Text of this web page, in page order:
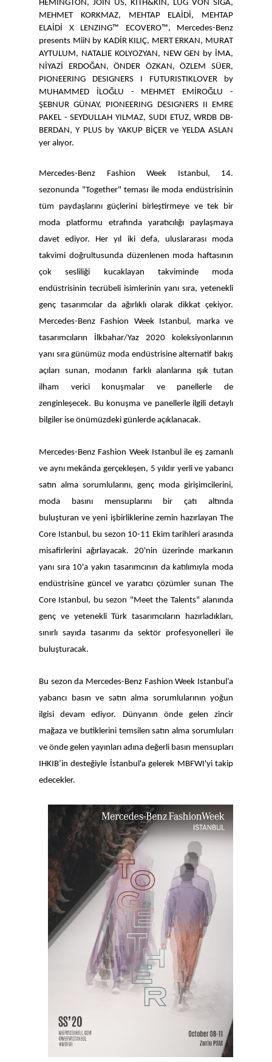
HEMINGTON, JOIN US, KITH&KIN, LUG VON SIGA,
MEHMET KORKMAZ, MEHTAP ELAİDİ, MEHTAP
ELAİDİ X LENZING™ ECOVERO™, Mercedes-Benz
presents MiiN by KADİR KILIÇ, MERT ERKAN, MURAT
AYTULUM, NATALIE KOLYOZYAN, NEW GEN by İMA,
NİYAZİ ERDOĞAN, ÖNDER ÖZKAN, ÖZLEM SÜER,
PIONEERING DESIGNERS I FUTURISTIKLOVER by
MUHAMMED İLOĞLU - MEHMET EMİROĞLU -
ŞEBNUR GÜNAY, PIONEERING DESIGNERS II EMRE
PAKEL - SEYDULLAH YILMAZ, SUDI ETUZ, WRDB DB-
BERDAN, Y PLUS by YAKUP BİÇER ve YELDA ASLAN
yer alıyor.
Mercedes-Benz Fashion Week Istanbul, 14.
sezonunda "Together" teması ile moda endüstrisinin
tüm paydaşlarını güçlerini birleştirmeye ve tek bir
moda platformu etrafında yaratıcılığı paylaşmaya
davet ediyor. Her yıl iki defa, uluslararası moda
takvimi doğrultusunda düzenlenen moda haftasının
çok sesliliği kucaklayan takviminde moda
endüstrisinin tecrübeli isimlerinin yanı sıra, yetenekli
genç tasarımcılar da ağırlıklı olarak dikkat çekiyor.
Mercedes-Benz Fashion Week Istanbul, marka ve
tasarımcıların İlkbahar/Yaz 2020 koleksiyonlarının
yanı sıra günümüz moda endüstrisine alternatif bakış
açıları sunan, modanın farklı alanlarına ışık tutan
ilham verici konuşmalar ve panellerle de
zenginleşecek. Bu konuşma ve panellerle ilgili detaylı
bilgiler ise önümüzdeki günlerde açıklanacak.
Mercedes-Benz Fashion Week Istanbul ile eş zamanlı
ve aynı mekânda gerçekleşen, 5 yıldır yerli ve yabancı
satın alma sorumlularını, genç moda girişimcilerini,
moda basını mensuplarını bir çatı altında
buluşturan ve yeni işbirliklerine zemin hazırlayan The
Core Istanbul, bu sezon 10-11 Ekim tarihleri arasında
misafirlerini ağırlayacak. 20'nin üzerinde markanın
yanı sıra 10'a yakın tasarımcının da katılımıyla moda
endüstrisine güncel ve yaratıcı çözümler sunan The
Core Istanbul, bu sezon "Meet the Talents" alanında
genç ve yetenekli Türk tasarımcıların hazırladıkları,
sınırlı sayıda tasarımı da sektör profesyonelleri ile
buluşturacak.
Bu sezon da Mercedes-Benz Fashion Week Istanbul’a
yabancı basın ve satın alma sorumlularının yoğun
ilgisi devam ediyor. Dünyanın önde gelen zincir
mağaza ve butiklerini temsilen satın alma sorumluları
ve önde gelen yayınları adına değerli basın mensupları
IHKIB’in desteğiyle İstanbul'a gelerek MBFWI'yi takip
edecekler.